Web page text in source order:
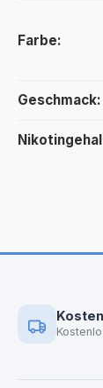
Farbe:
Geschmack: